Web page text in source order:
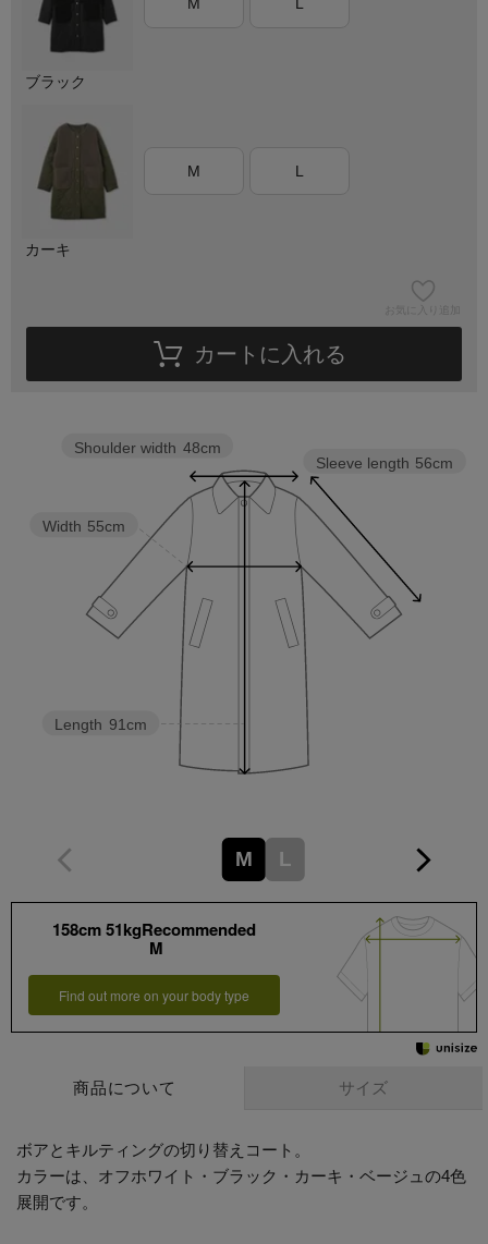
ブラック
M L
カーキ
M L
お気に入り追加
カートに入れる
Sleeve length 56cm
Length 91cm
Width 55cm
Shoulder width 48cm
M L
158cm 51kgRecommended
M
Find out more on your body type
商品について サイズ
ボアとキルティングの切り替えコート。
カラーは、オフホワイト・ブラック・カーキ・ベージュの4色
展開です。